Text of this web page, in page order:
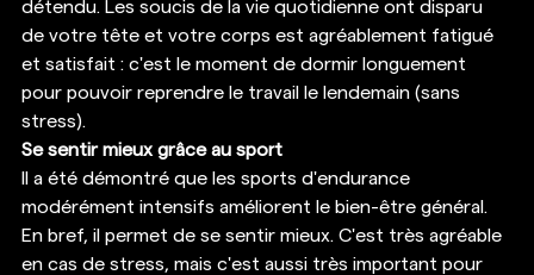
détendu. Les soucis de la vie quotidienne ont disparu
de votre tête et votre corps est agréablement fatigué
et satisfait : c'est le moment de dormir longuement
pour pouvoir reprendre le travail le lendemain (sans
stress).
Se sentir mieux grâce au sport
Il a été démontré que les sports d'endurance
modérément intensifs améliorent le bien-être général.
En bref, il permet de se sentir mieux. C'est très agréable
en cas de stress, mais c'est aussi très important pour